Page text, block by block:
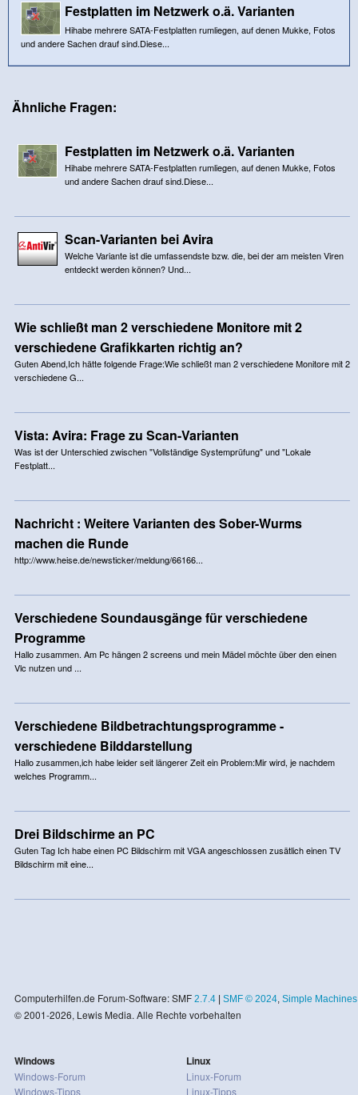
Festplatten im Netzwerk o.ä. Varianten
Hihabe mehrere SATA-Festplatten rumliegen, auf denen Mukke, Fotos
und andere Sachen drauf sind.Diese...
Ähnliche Fragen:
Festplatten im Netzwerk o.ä. Varianten
Hihabe mehrere SATA-Festplatten rumliegen, auf denen Mukke, Fotos
und andere Sachen drauf sind.Diese...
Scan-Varianten bei Avira
Welche Variante ist die umfassendste bzw. die, bei der am meisten Viren
entdeckt werden können? Und...
Wie schließt man 2 verschiedene Monitore mit 2
verschiedene Grafikkarten richtig an?
Guten Abend,Ich hätte folgende Frage:Wie schließt man 2 verschiedene Monitore mit 2
verschiedene G...
Vista: Avira: Frage zu Scan-Varianten
Was ist der Unterschied zwischen "Vollständige Systemprüfung" und "Lokale
Festplatt...
Nachricht : Weitere Varianten des Sober-Wurms
machen die Runde
http://www.heise.de/newsticker/meldung/66166...
Verschiedene Soundausgänge für verschiedene
Programme
Hallo zusammen. Am Pc hängen 2 screens und mein Mädel möchte über den einen
Vlc nutzen und ...
Verschiedene Bildbetrachtungsprogramme -
verschiedene Bilddarstellung
Hallo zusammen,ich habe leider seit längerer Zeit ein Problem:Mir wird, je nachdem
welches Programm...
Drei Bildschirme an PC
Guten Tag Ich habe einen PC Bildschirm mit VGA angeschlossen zusätlich einen TV
Bildschirm mit eine...
Computerhilfen.de Forum-Software: SMF 2.7.4| SMF © 2024, Simple Machines
© 2001-2026, Lewis Media. Alle Rechte vorbehalten
Windows
Windows-Forum
Windows-Tipps
Linux
Linux-Forum
Linux-Tipps